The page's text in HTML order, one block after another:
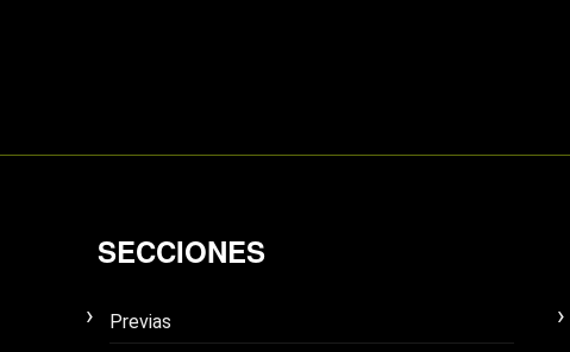
SECCIONES
Previas